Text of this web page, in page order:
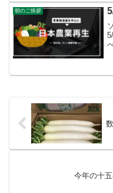
朝のご挨拶
今年の十